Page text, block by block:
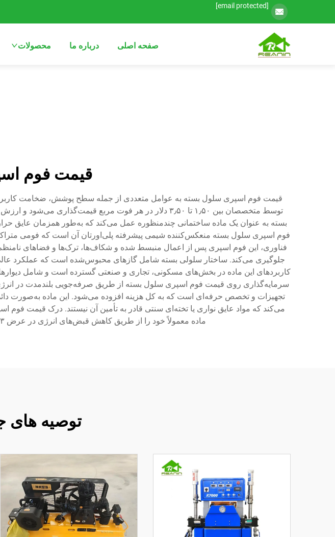
[email protected]
صفحه اصلی درباره ما محصولات
قیمت فوم
قیمت فوم اسپری سلول بسته به عوامل متعددی از جمله سطح پوشش، ضخامت
توسط متخصصان بین ۱٫۵۰ تا ۳٫۵۰ دلار در هر فوت مربع
بسته به عنوان یک ماده ساختمانی چندمنظوره عمل می‌کند که به‌طور همزمان عایق
فوم اسپری سلول بسته منعکس‌کننده شیمی پیشرفته پلی‌اورتان آن است که فومی
فناوری، این فوم اسپری پس از اعمال منبسط شده و شکاف‌ها، ترک‌ها و فضاهای
کاربردهای این ماده در بخش‌های مسکونی، تجاری و صنعتی گسترده است و شامل
سرمایه‌گذاری روی قیمت فوم اسپری سلول بسته از طریق صرفه‌جویی بلندمدت در
تجهیزات و تخصص حرفه‌ای است که به کل هزینه افزوده می‌شود. این ماده به‌صورت
می‌کند که مواد عایق نواری یا تخته‌ای سنتی قادر به تأمین آن نیستند. درک قیمت
ماده معمولاً خود را از طریق کاهش قبض‌های انرژی در عرض ۳ تا ۷ سال جبران می‌کند و دهه‌ها عملکرد قابل اعتمادی ارائه می‌دهد.
توصیه های